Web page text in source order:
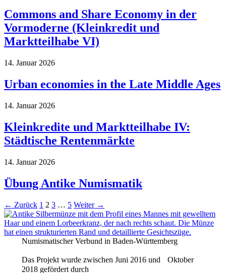
Commons and Share Economy in der
Vormoderne (Kleinkredit und
Marktteilhabe VI)
14. Januar 2026
Urban economies in the Late Middle Ages
14. Januar 2026
Kleinkredite und Markt­teilhabe IV:
Städtische Rentenmärkte
14. Januar 2026
Übung Antike Numismatik
← Zurück 1 2 3 … 5 Weiter →
Numismatischer Verbund in Baden-Württemberg
Das Projekt wurde zwischen Juni 2016 und Oktober
2018 gefördert durch